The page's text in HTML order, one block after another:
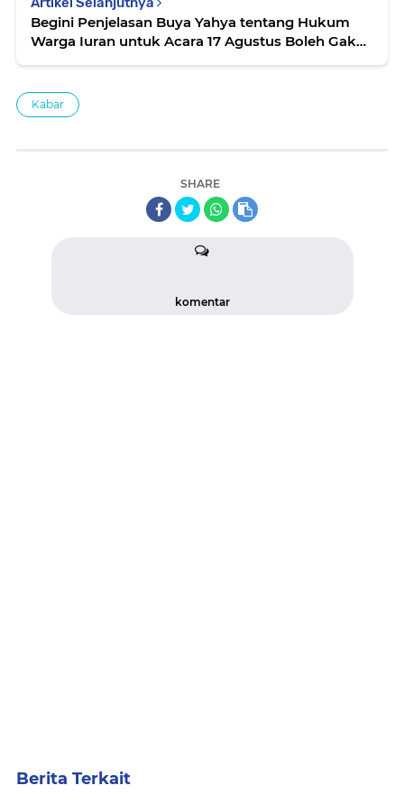
Begini Penjelasan Buya Yahya tentang Hukum
Warga Iuran untuk Acara 17 Agustus Boleh Gak
Kabar
SHARE
komentar
Berita Terkait